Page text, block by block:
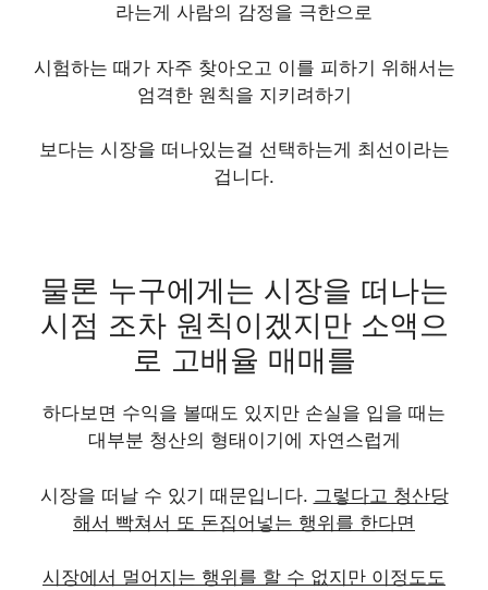
라는게 사람의 감정을 극한으로
시험하는 때가 자주 찾아오고 이를 피하기 위해서는
엄격한 원칙을 지키려하기
보다는 시장을 떠나있는걸 선택하는게 최선이라는
겁니다.
물론 누구에게는 시장을 떠나는
시점 조차 원칙이겠지만 소액으
로 고배율 매매를
하다보면 수익을 볼때도 있지만 손실을 입을 때는
대부분 청산의 형태이기에 자연스럽게
시장을 떠날 수 있기 때문입니다. 그렇다고 청산당
해서 빡쳐서 또 돈집어넣는 행위를 한다면
시장에서 멀어지는 행위를 할 수 없지만 이정도도